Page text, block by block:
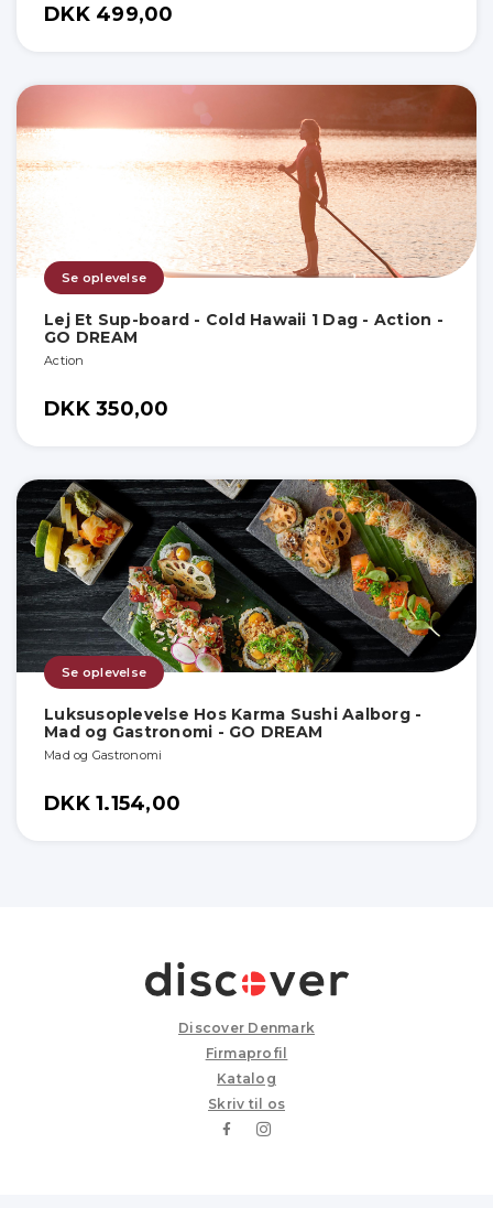
DKK 499,00
Se oplevelse
Lej Et Sup-board - Cold Hawaii 1 Dag - Action -
GO DREAM
Action
DKK 350,00
Se oplevelse
Luksusoplevelse Hos Karma Sushi Aalborg -
Mad og Gastronomi - GO DREAM
Mad og Gastronomi
DKK 1.154,00
Discover Denmark
Firmaprofil
Katalog
Skriv til os